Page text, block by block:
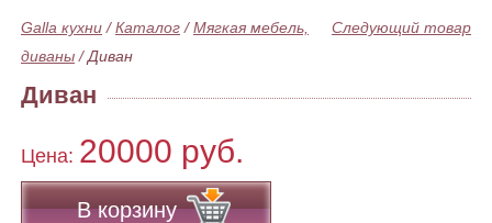
Следующий товар
Galla кухни /Каталог /Мягкая мебель,
диваны /Диван
Диван
Цена: 20000 руб.
В корзину